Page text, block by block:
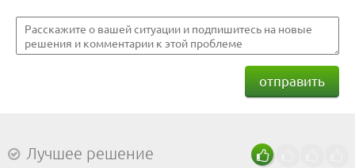
отправить
Лучшее решение